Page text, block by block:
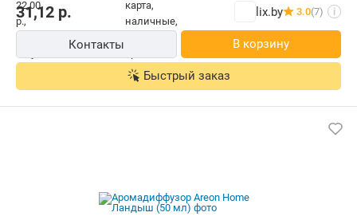
31,12 р. lix.by 3.0(7) i
Контакты В корзину
Быстрый заказ